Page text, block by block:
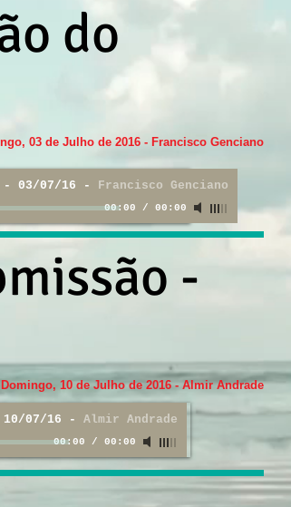
do
03 de Julho de 2016 - Francisco Genciano
- 03/07/16 - Francisco Genciano
00:00 / 00:00
-
Domingo, 10 de Julho de 2016 - Almir Andrade
10/07/16 - Almir Andrade
00:00 / 00:00